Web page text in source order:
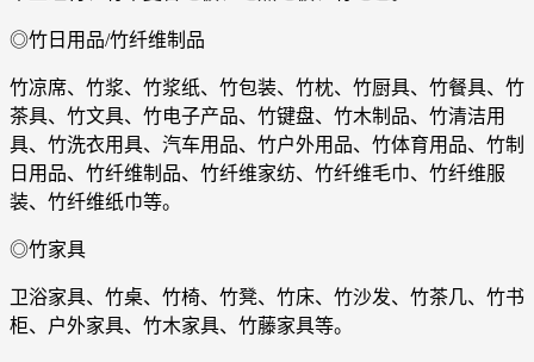
◎竹日用品/竹纤维制品
竹凉席、竹浆、竹浆纸、竹包装、竹枕、竹厨具、竹餐具、竹
茶具、竹文具、竹电子产品、竹键盘、竹木制品、竹清洁用
具、竹洗衣用具、汽车用品、竹户外用品、竹体育用品、竹制
日用品、竹纤维制品、竹纤维家纺、竹纤维毛巾、竹纤维服
装、竹纤维纸巾等。
◎竹家具
卫浴家具、竹桌、竹椅、竹凳、竹床、竹沙发、竹茶几、竹书
柜、户外家具、竹木家具、竹藤家具等。